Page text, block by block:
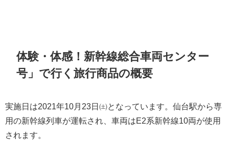
体験・体感！新幹線総合車両センター
号」で行く旅行商品の概要
実施日は2021年10月23日㈯となっています。仙台駅から専
用の新幹線列車が運転され、車両はE2系新幹線10両が使用
されます。